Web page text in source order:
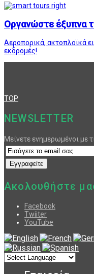
Οργανώστε έξυπνα
Αεροπορικά, ακτοπλοϊκά
εκδρομές!
TOP
NEWSLETTER
Μείνετε ενημερωμένοι με
Ακολουθήστε
Facebook
Twiiter
YouTube